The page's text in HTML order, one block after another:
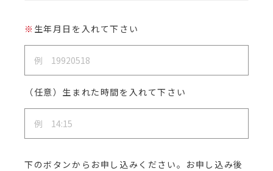
※ 生年月日を入れて下さい
（任意）生まれた時間を入れて下さい
下のボタンからお申し込みください。お申し込み後